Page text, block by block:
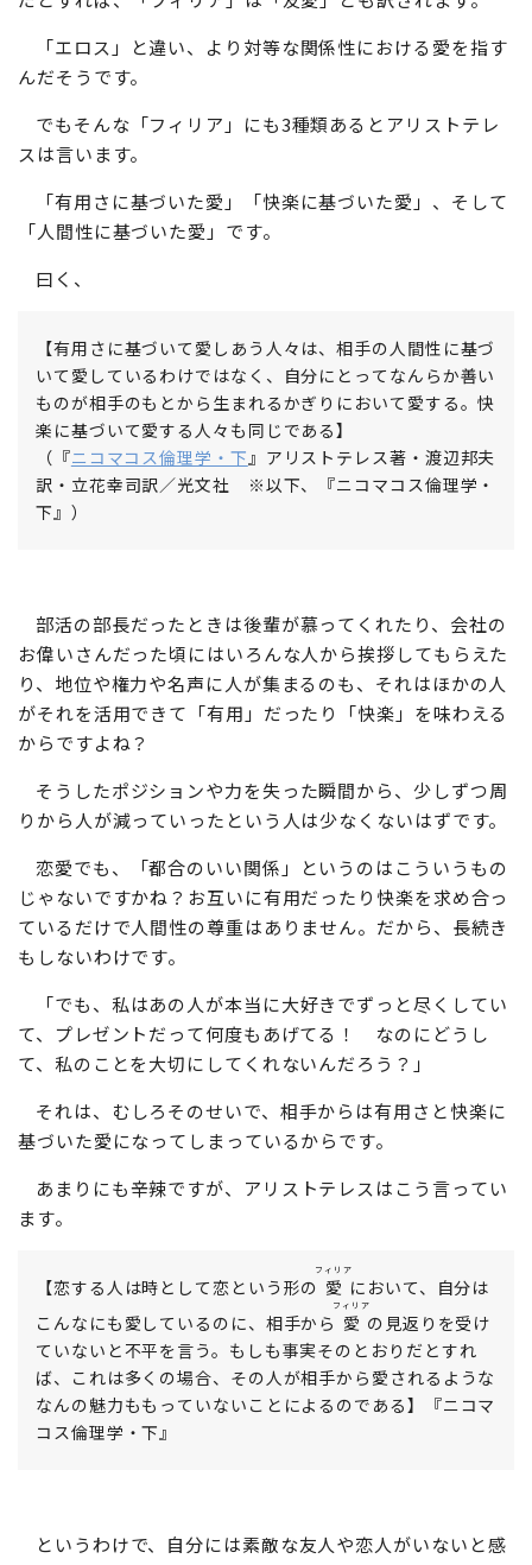
ア」という別の「愛」でした。古代ギリシア語には「愛」
を意味するいろんな単語があって、「エロス」が「性愛」
だとすれば、「フィリア」は「友愛」とも訳されます。
「エロス」と違い、より対等な関係性における愛を指す
んだそうです。
でもそんな「フィリア」にも3種類あるとアリストテレ
スは言います。
「有用さに基づいた愛」「快楽に基づいた愛」、そして
曰く、
【有用さに基づいて愛しあう人々は、相手の人間性に基づ
いて愛しているわけではなく、自分にとってなんらか善い
ものが相手のもとから生まれるかぎりにおいて愛する。快
楽に基づいて愛する人々も同じである】
部活の部長だったときは後輩が慕ってくれたり、会社の
お偉いさんだった頃にはいろんな人から挨拶してもらえた
り、地位や権力や名声に人が集まるのも、それはほかの人
がそれを活用できて「有用」だったり「快楽」を味わえる
からですよね？
そうしたポジションや力を失った瞬間から、少しずつ周
りから人が減っていったという人は少なくないはずです。
恋愛でも、「都合のいい関係」というのはこういうもの
じゃないですかね？お互いに有用だったり快楽を求め合っ
ているだけで人間性の尊重はありません。だから、長続き
もしないわけです。
「でも、私はあの人が本当に大好きでずっと尽くしてい
て、プレゼントだって何度もあげてる！ なのにどうし
て、私のことを大切にしてくれないんだろう？」
それは、むしろそのせいで、相手からは有用さと快楽に
基づいた愛になってしまっているからです。
あまりにも辛辣ですが、アリストテレスはこう言ってい
ます。
【恋する人は時として恋という形の 愛
フィリア
において、自分は
こんなにも愛しているのに、相手から 愛
フィリア
の見返りを受け
ていないと不平を言う。もしも事実そのとおりだとすれ